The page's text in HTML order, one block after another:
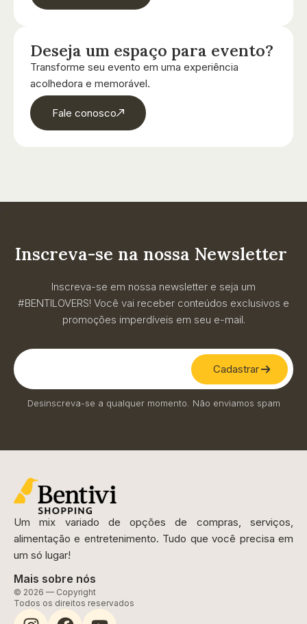
Deseja um espaço para evento?
Transforme seu evento em uma experiência
acolhedora e memorável.
Fale conosco
Inscreva-se na nossa Newsletter
Inscreva-se em nossa newsletter e seja um
#BENTILOVERS! Você vai receber conteúdos exclusivos e
promoções imperdíveis em seu e-mail.
Cadastrar
Desinscreva-se a qualquer momento. Não enviamos spam
Um mix variado de opções de compras, serviços,
alimentação e entretenimento. Tudo que você precisa em
um só lugar!
Mais sobre nós
© 2026 — Copyright
Todos os direitos reservados